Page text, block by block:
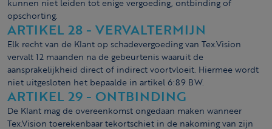
kunnen niet leiden tot enige vergoeding, ontbinding of
opschorting.
ARTIKEL 28 - VERVALTERMIJN
Elk recht van de Klant op schadevergoeding van Tex.Vision
vervalt 12 maanden na de gebeurtenis waaruit de
aansprakelijkheid direct of indirect voortvloeit. Hiermee wordt
niet uitgesloten het bepaalde in artikel 6:89 BW.
ARTIKEL 29 - ONTBINDING
De Klant mag de overeenkomst ongedaan maken wanneer
Tex.Vision toerekenbaar tekortschiet in de nakoming van zijn